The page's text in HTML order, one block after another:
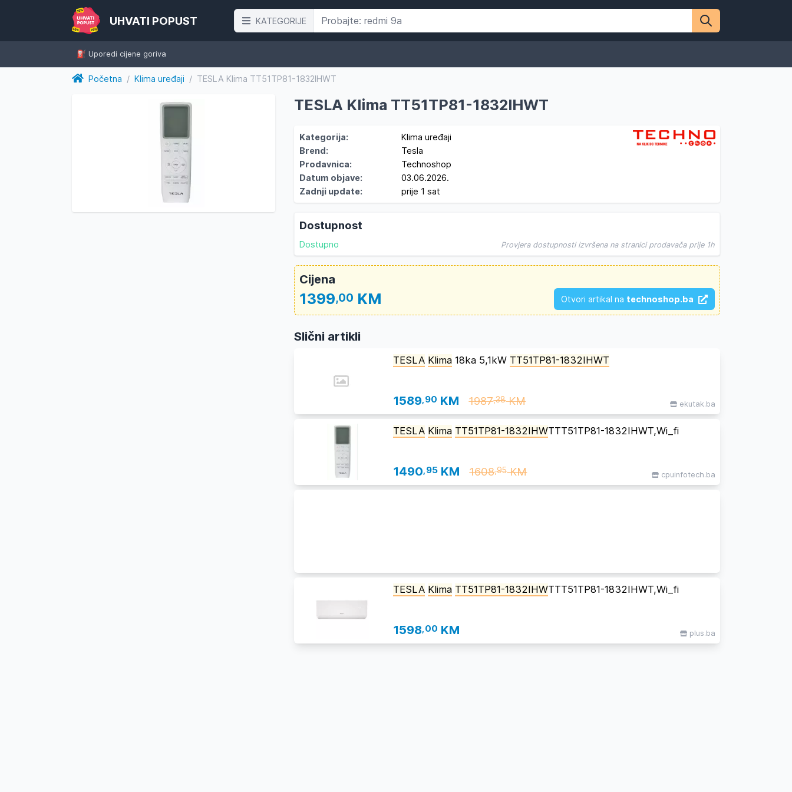
UHVATI POPUST KATEGORIJE
⛽️ Uporedi cijene goriva
Početna / Klima uređaji / TESLA Klima TT51TP81-1832IHWT
TESLA Klima TT51TP81-1832IHWT
Kategorija:
Klima uređaji
Brend:
Tesla
Prodavnica:
Technoshop
Datum objave:
03.06.2026.
Zadnji update:
prije 1 sat
Dostupnost
Dostupno Provjera dostupnosti izvršena na stranici prodavača prije 1h
Cijena
1399,00 KM Otvori artikal na technoshop.ba
Slični artikli
TESLA Klima 18ka 5,1kW TT51TP81-1832IHWT
1589,90 KM 1987,38KM ekutak.ba
TESLA Klima TT51TP81-1832IHWTTT51TP81-1832IHWT,Wi_fi
1490,95 KM 1608,95KM cpuinfotech.ba
TESLA Klima TT51TP81-1832IHWTTT51TP81-1832IHWT,Wi_fi
1598,00 KM plus.ba